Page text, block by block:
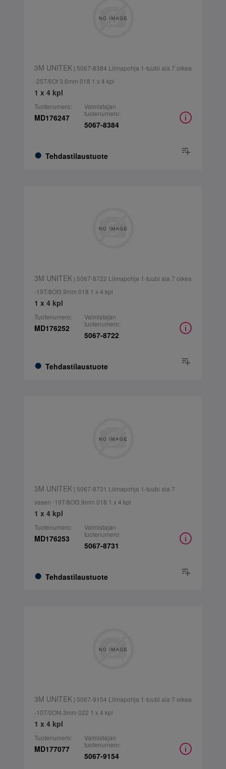
3M UNITEK| 5067-8384 Liimapohja 1-tuubi ala 7 oikea
-25T/6Of 3.6mm 018 1 x 4 kpl
1 x 4 kpl
Tuotenumero:
MD176247
Tehdastilaustuote
Valmistajan
tuotenumero:
5067-8384
3M UNITEK| 5067-8722 Liimapohja 1-tuubi ala 7 oikea
-19T/8Of3.9mm 018 1 x 4 kpl
1 x 4 kpl
Tuotenumero:
MD176252
Tehdastilaustuote
Valmistajan
tuotenumero:
5067-8722
3M UNITEK| 5067-8731 Liimapohja 1-tuubi ala 7
vasen -19T/8Of3.9mm 018 1 x 4 kpl
1 x 4 kpl
Tuotenumero:
MD176253
Tehdastilaustuote
Valmistajan
tuotenumero:
5067-8731
3M UNITEK| 5067-9154 Liimapohja 1-tuubi ala 7 oikea
-10T/0Of4.3mm 022 1 x 4 kpl
1 x 4 kpl
Tuotenumero:
MD177077
Valmistajan
tuotenumero:
5067-9154